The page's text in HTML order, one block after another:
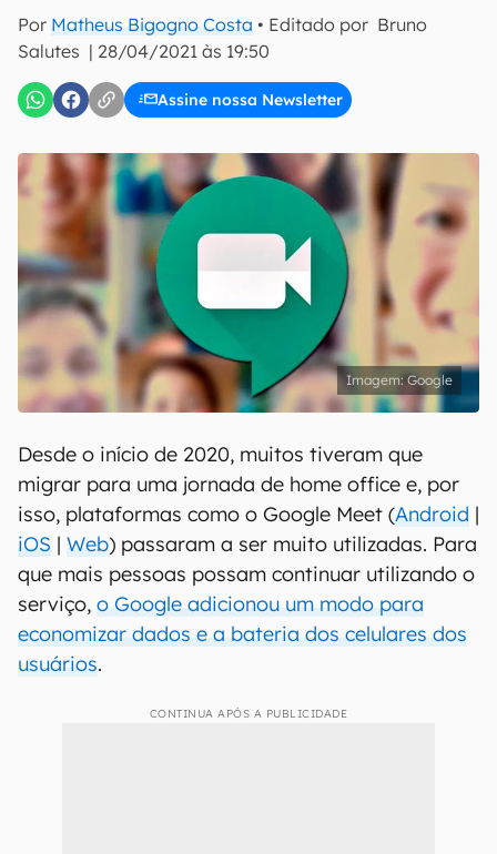
Por Matheus Bigogno Costa • Editado por Bruno
Salutes | 28/04/2021 às 19:50
Assine nossa Newsletter
Confirmo que li, aceito e concordo com os
Google
Desde o início de 2020, muitos tiveram que
migrar para uma jornada de home office e, por
isso, plataformas como o Google Meet (Android |
iOS | Web) passaram a ser muito utilizadas. Para
que mais pessoas possam continuar utilizando o
serviço, o Google adicionou um modo para
economizar dados e a bateria dos celulares dos
usuários.
CONTINUA APÓS A PUBLICIDADE